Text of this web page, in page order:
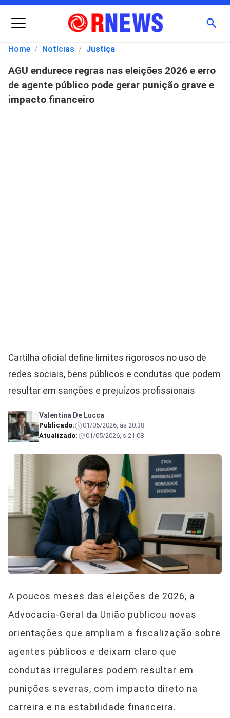
Menu
Pesquisar
por:
Home / Notícias / Justiça
AGU endurece regras nas eleições 2026 e erro
de agente público pode gerar punição grave e
impacto financeiro
Cartilha oficial define limites rigorosos no uso de
redes sociais, bens públicos e condutas que podem
resultar em sanções e prejuízos profissionais
Valentina De Lucca
Publicado:
01/05/2026, às 20:38
Atualizado:
01/05/2026, s 21:08
A poucos meses das eleições de 2026, a
Advocacia-Geral da União publicou novas
orientações que ampliam a fiscalização sobre
agentes públicos e deixam claro que
condutas irregulares podem resultar em
punições severas, com impacto direto na
carreira e na estabilidade financeira.